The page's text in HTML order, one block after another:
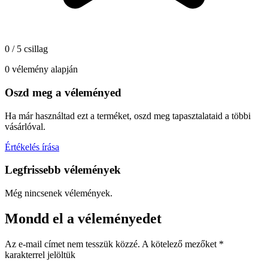
0 / 5 csillag
0 vélemény alapján
Oszd meg a véleményed
Ha már használtad ezt a terméket, oszd meg tapasztalataid a többi
vásárlóval.
Értékelés írása
Legfrissebb vélemények
Még nincsenek vélemények.
Mondd el a véleményedet
Az e-mail címet nem tesszük közzé. A kötelező mezőket *
karakterrel jelöltük